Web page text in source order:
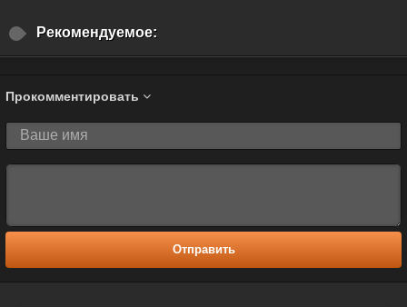
Рекомендуемое:
Прокомментировать
Отправить